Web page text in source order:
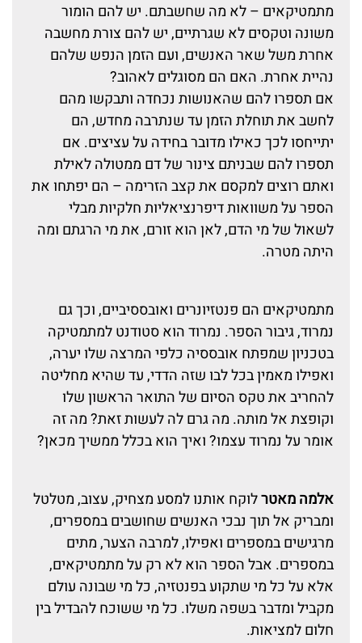
מתמטיקאים – לא מה שחשבתם. יש להם הומור
משונה וטקסים לא שגרתיים, יש להם צורת מחשבה
אחרת משל שאר האנשים, ועם הזמן הנפש שלהם
נהיית אחרת. האם הם מסוגלים לאהוב?
אם תספרו להם שהאנושות נכחדה ותבקשו מהם
לחשב את תוחלת הזמן עד שנתרבה מחדש, הם
יתייחסו לכך כאילו מדובר בחידה על עציצים. אם
תספרו להם שבניתם צינור של דם ממטולה לאילת
ואתם רוצים למקסם את קצב הזרימה – הם יפתחו את
הספר על משוואות דיפרנציאליות חלקיות מבלי
לשאול של מי הדם, לאן הוא זורם, את מי הרגתם ומה
היתה מטרה.
מתמטיקאים הם פנטזיונרים ואובססיביים, וכך גם
נמרוד, גיבור הספר. נמרוד הוא סטודנט למתמטיקה
בטכניון שמפתח אובססיה כלפי המרצה שלו יערה,
ואפילו מאמין בכל לבו שזה הדדי, עד שהיא מחליטה
להחריב את טקס הסיום של התואר הראשון שלו
וקופצת אל מותה. מה גרם לה לעשות זאת? מה זה
אומר על נמרוד עצמו? ואיך הוא בכלל ממשיך מכאן?
אלמה מאטרלוקח אותנו למסע מצחיק, עצוב, מטלטל
ומבריק אל תוך נבכי האנשים שחושבים במספרים,
מרגישים במספרים ואפילו, למרבה הצער, מתים
במספרים. אבל הספר הוא לא רק על מתמטיקאים,
אלא על כל מי שתקוע בפנטזיה, כל מי שבונה עולם
מקביל ומדבר בשפה משלו. כל מי ששוכח להבדיל בין
חלום למציאות.